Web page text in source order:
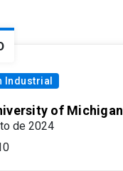
Industrial
of Michigan
de 2024